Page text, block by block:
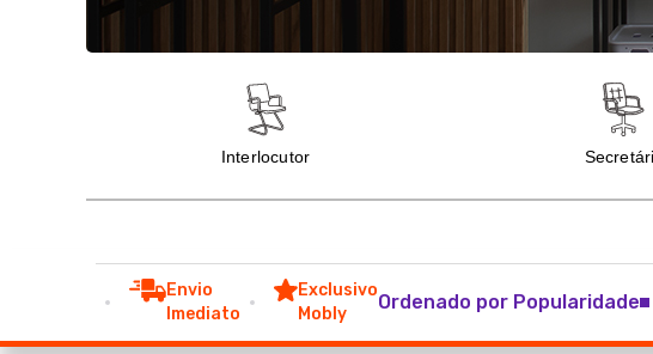
Envio
Imediato
Exclusivo
Mobly
Ordenado por Popularidade